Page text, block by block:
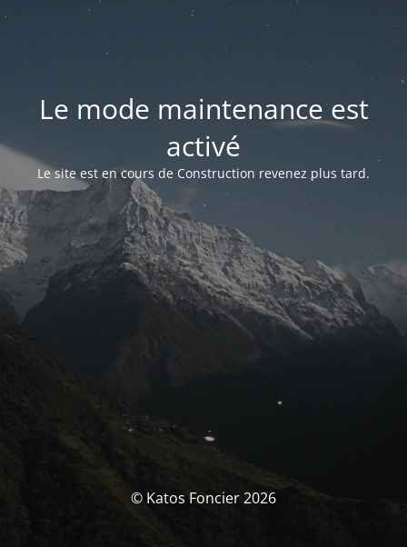
Le mode maintenance est
activé
Le site est en cours de Construction revenez plus tard.
© Katos Foncier 2026